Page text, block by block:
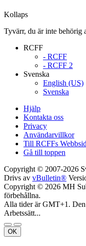
Kollaps
Tyvärr, du är inte behörig
RCFF
- RCFF
- RCFF 2
Svenska
English (US)
Svenska
Hjälp
Kontakta oss
Privacy
Användarvillkor
Till RCFFs
Gå till toppen
Copyright © 2007-2026
Drivs av vBulletin®
Copyright © 2026 MH
förbehållna.
Alla tider är GMT+1. Den
Arbetssätt...
OK